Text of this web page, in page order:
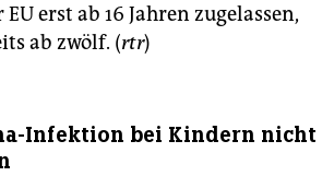
erst ab 16 Jahren zugelassen,
ab zwölf. (rtr)
Infektion bei Kindern nicht